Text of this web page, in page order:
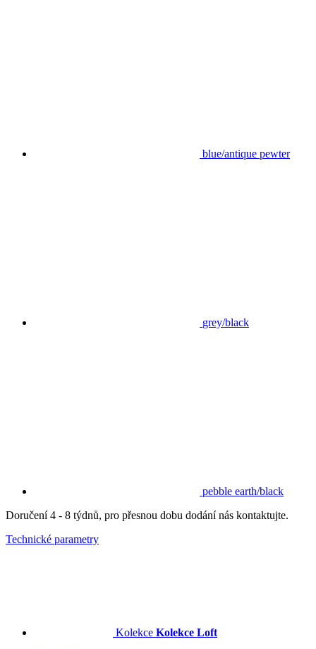
blue/antique pewter
grey/black
pebble earth/black
Doručení 4 - 8 týdnů, pro přesnou dobu dodání nás kontaktujte.
Technické parametry
Kolekce Kolekce Loft